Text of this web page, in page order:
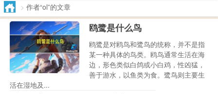
> 作者“ol”的文章
鸥鹭是什么鸟
鸥鹭是对鸥鸟和鹭鸟的统称，并不是指
某一种具体的鸟类。鸥鸟通常生活在海
边，形色类似白鸽或小白鸡，性凶猛，
善于游水，以鱼类为食。鹭鸟则主要生
活在湿地及...